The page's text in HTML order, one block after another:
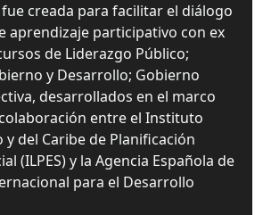
creada para facilitar el diálogo
aprendizaje participativo con ex
de Liderazgo Público;
y Desarrollo; Gobierno
desarrollados en el marco
entre el Instituto
del Caribe de Planificación
(ILPES) y la Agencia Española de
para el Desarrollo